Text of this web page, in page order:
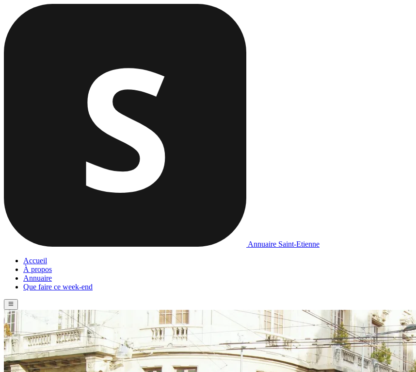
Annuaire Saint-Etienne
Accueil
À propos
Annuaire
Que faire ce week-end